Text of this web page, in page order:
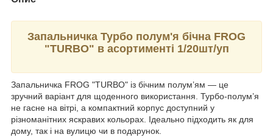
Запальничка Турбо полум'я бічна FROG
"TURBO" в асортименті 1/20шт/уп
Запальничка FROG "TURBO" із бічним полум’ям — це
зручний варіант для щоденного використання. Турбо-полум’я
не гасне на вітрі, а компактний корпус доступний у
різноманітних яскравих кольорах. Ідеально підходить як для
дому, так і на вулицю чи в подарунок.